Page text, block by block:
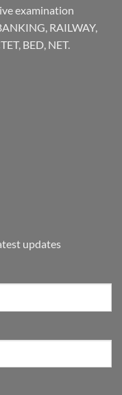
examination
RAILWAY,
BED, NET.
updates